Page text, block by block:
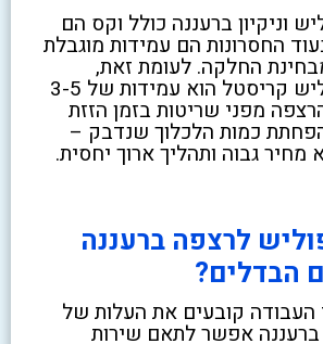
וניקיון ברעננה כולל וקס הם
החסרונות הם עמידות מוגבלת
החלקה. לעומת זאת,
היתרונות של פוליש קריסטל הוא עמידות של 3-5
מפני שריטות בזמן הזזת
כמות הלכלוך שנדבק –
מחיר גבוה ותהליך ארוך יחסית.
לרצפה ברעננה
הבדלים?
העבודה קובעים את העלות של
ברעננה אפשר לתאם שירות